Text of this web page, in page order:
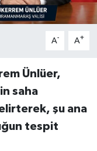
A- A+
Ünlüer,
saha
şu ana
tespit